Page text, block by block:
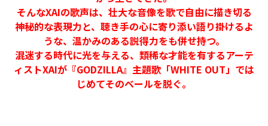
そんなXAIの歌声は、壮大な音像を歌で自由に描き切る
神秘的な表現力と、聴き手の心に寄り添い語り掛けるよ
うな、温かみのある説得力をも併せ持つ。
混迷する時代に光を与える、類稀な才能を有するアーテ
ィストXAIが『GODZILLA』主題歌「WHITE OUT」では
じめてそのベールを脱ぐ。